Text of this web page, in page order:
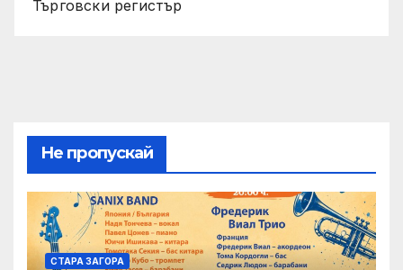
Търговски регистър
Не пропускай
СТАРА ЗАГОРА